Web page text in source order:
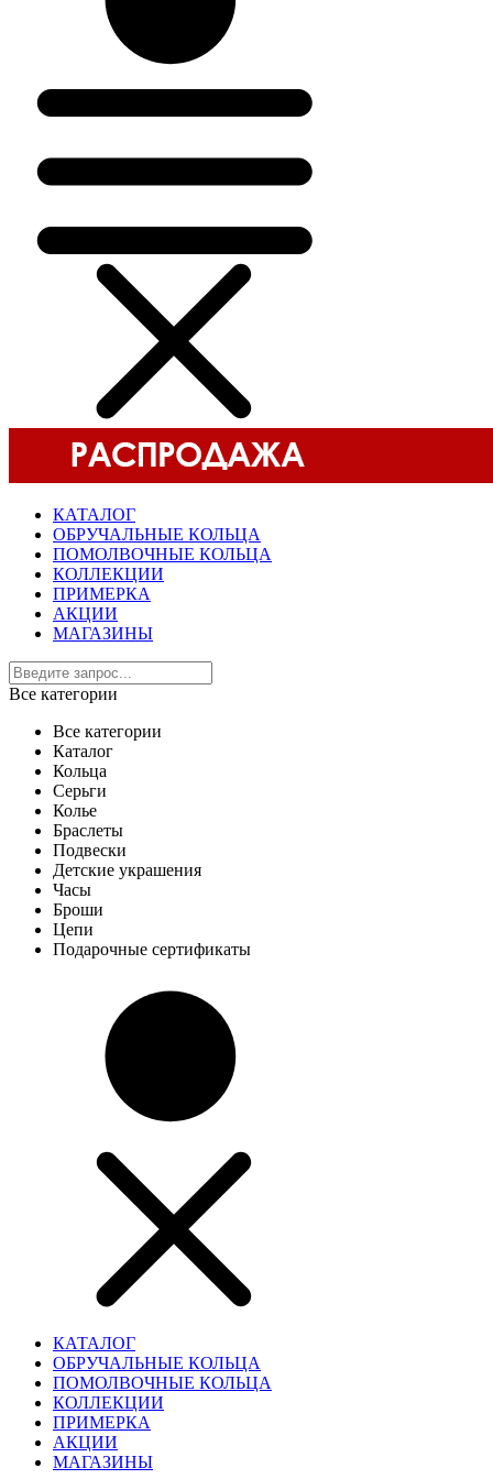
КАТАЛОГ
ОБРУЧАЛЬНЫЕ КОЛЬЦА
ПОМОЛВОЧНЫЕ КОЛЬЦА
КОЛЛЕКЦИИ
ПРИМЕРКА
АКЦИИ
МАГАЗИНЫ
Все категории
Все категории
Каталог
Кольца
Серьги
Колье
Браслеты
Подвески
Детские украшения
Часы
Броши
Цепи
Подарочные сертификаты
КАТАЛОГ
ОБРУЧАЛЬНЫЕ КОЛЬЦА
ПОМОЛВОЧНЫЕ КОЛЬЦА
КОЛЛЕКЦИИ
ПРИМЕРКА
АКЦИИ
МАГАЗИНЫ